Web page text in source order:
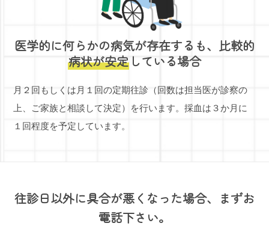
医学的に何らかの病気が存在するも、 比較的
病状が安定 している場合
月２回もしくは月１回の定期往診（回数は担当医が診察の
上、ご家族と相談して決定）を行います。採血は３か月に
１回程度を予定しています。
往診日以外に具合が悪くなった場合、まずお
電話下さい。